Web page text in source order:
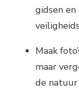
gidsen
Maak
maar
de natuur